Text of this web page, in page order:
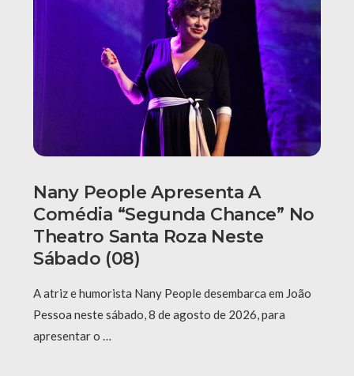
Nany People Apresenta A
Comédia “Segunda Chance” No
Theatro Santa Roza Neste
Sábado (08)
A atriz e humorista Nany People desembarca em João
Pessoa neste sábado, 8 de agosto de 2026, para
apresentar o …